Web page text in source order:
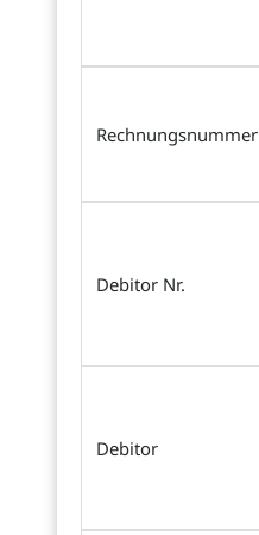
Rechnungsnummer
Debitor Nr.
Debitor